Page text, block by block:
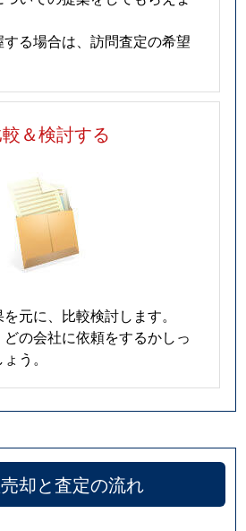
る場合は、訪問査定の希望
＆検討する
元に、比較検討します。
の会社に依頼をするかしっ
う。
却と査定の流れ